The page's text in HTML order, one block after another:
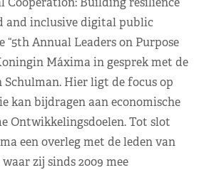
and inclusive digital public
“5th Annual Leaders on Purpose
Máxima in gesprek met de
Schulman. Hier ligt de focus op
kan bijdragen aan economische
Ontwikkelingsdoelen. Tot slot
een overleg met de leden van
waar zij sinds 2009 mee